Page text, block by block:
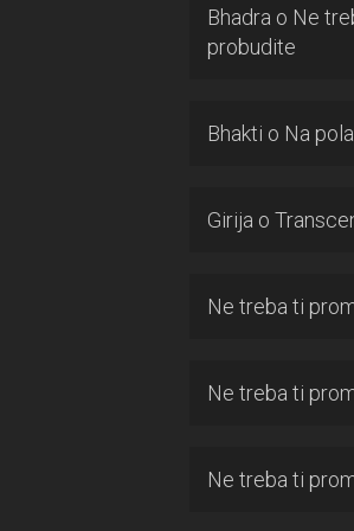
Bhadra o Ne
probudite
Bhakti o Na
Girija o
Ne treba ti
Ne treba ti
Ne treba ti